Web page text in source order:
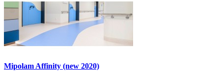
Mipolam Affinity (new 2020)